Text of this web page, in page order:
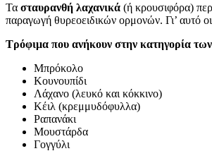
Τα σταυρανθή λαχανικά (ή κρουσιφόρα)
παραγωγή θυρεοειδικών ορμονών. Γι’ αυτό
Τρόφιμα που ανήκουν στην κατηγορία
Μπρόκολο
Κουνουπίδι
Λάχανο (λευκό και κόκκινο)
Κέιλ (κρεμμυδόφυλλα)
Ραπανάκι
Μουστάρδα
Γογγύλι